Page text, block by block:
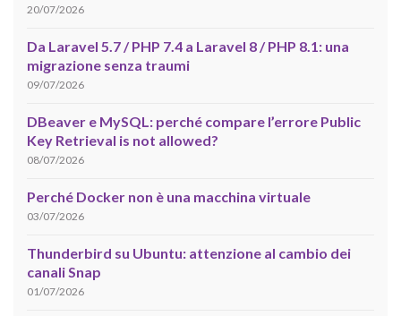
20/07/2026
Da Laravel 5.7 / PHP 7.4 a Laravel 8 / PHP 8.1: una
migrazione senza traumi
09/07/2026
DBeaver e MySQL: perché compare l’errore Public
Key Retrieval is not allowed?
08/07/2026
Perché Docker non è una macchina virtuale
03/07/2026
Thunderbird su Ubuntu: attenzione al cambio dei
canali Snap
01/07/2026